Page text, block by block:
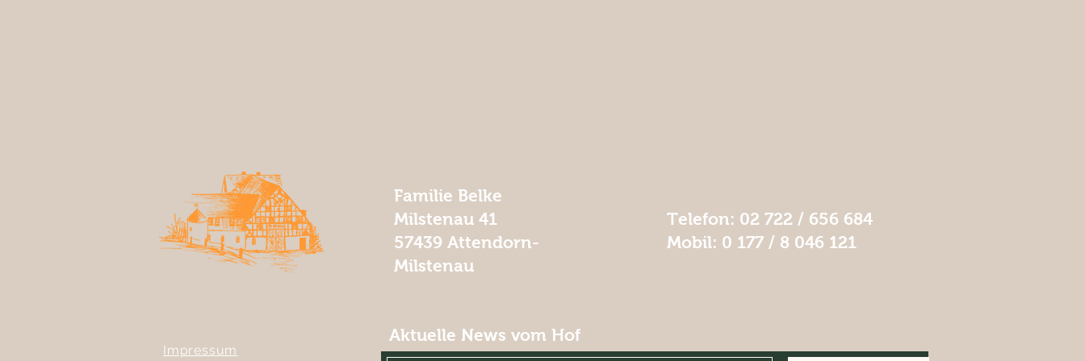
Familie Belke
Milstenau 41
57439 Attendorn-
Milstenau
Telefon: 02 722 / 656 684
Mobil: 0 177 / 8 046 121
Impressum
Aktuelle News vom Hof